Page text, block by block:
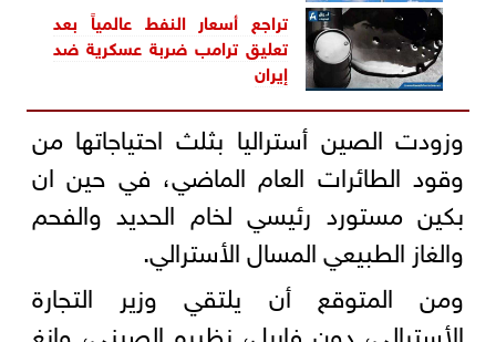
تراجع أسعار النفط عالمياً بعد
تعليق ترامب ضربة عسكرية ضد
إيران
وزودت الصين أستراليا بثلث احتياجاتها من
وقود الطائرات العام الماضي، في حين ان
بكين مستورد رئيسي لخام الحديد والفحم
والغاز الطبيعي المسال الأسترالي.
ومن المتوقع أن يلتقي وزير التجارة
الأسترالي، دون فاريل، نظيره الصيني، وانغ